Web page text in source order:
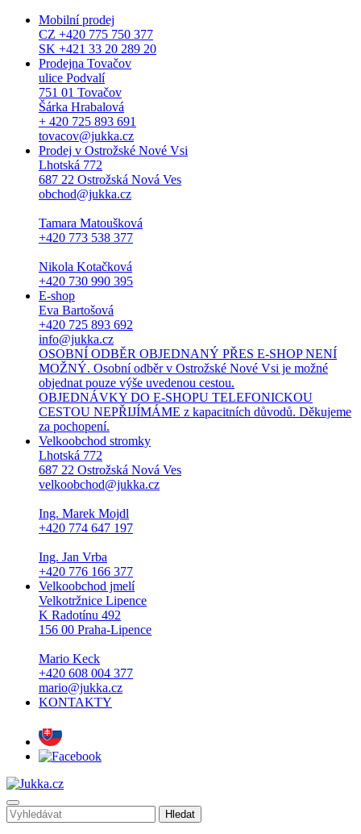
Mobilní prodej
CZ +420 775 750 377
SK +421 33 20 289 20
Prodejna Tovačov
ulice Podvalí
751 01 Tovačov
Šárka Hrabalová
+ 420 725 893 691
tovacov@jukka.cz
Prodej v Ostrožské Nové Vsi
Lhotská 772
687 22 Ostrožská Nová Ves
obchod@jukka.cz
Tamara Matoušková
+420 773 538 377
Nikola Kotačková
+420 730 990 395
E-shop
Eva Bartošová
+420 725 893 692
info@jukka.cz
OSOBNÍ ODBĚR OBJEDNANÝ PŘES E-SHOP NENÍ
MOŽNÝ. Osobní odběr v Ostrožské Nové Vsi je možné
objednat pouze výše uvedenou cestou.
OBJEDNÁVKY DO E-SHOPU TELEFONICKOU
CESTOU NEPŘIJÍMÁME z kapacitních důvodů. Děkujeme
za pochopení.
Velkoobchod stromky
Lhotská 772
687 22 Ostrožská Nová Ves
velkoobchod@jukka.cz
Ing. Marek Mojdl
+420 774 647 197
Ing. Jan Vrba
+420 776 166 377
Velkoobchod jmelí
Velkotržnice Lipence
K Radotínu 492
156 00 Praha-Lipence
Mario Keck
+420 608 004 377
mario@jukka.cz
KONTAKTY